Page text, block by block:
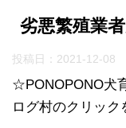
劣悪繁殖業
投稿日： 2021-12-08
☆PONOPONO犬
ログ村のクリック